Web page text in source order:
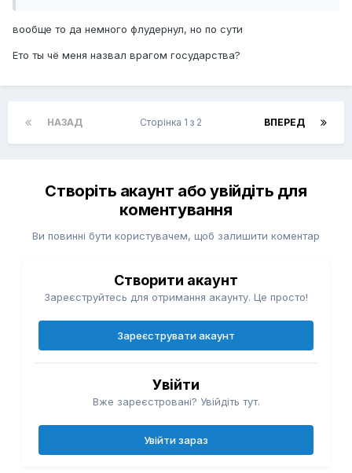
вообще то да немного флудернул, но по сути
Ето ты чё меня назвал врагом государства?
НАЗАД ВПЕРЕД
Сторінка 1 з 2
Створіть акаунт або увійдіть для
коментування
Ви повинні бути користувачем, щоб залишити коментар
Створити акаунт
Зареєструйтесь для отримання акаунту. Це просто!
Зареєструвати акаунт
Увійти
Вже зареєстровані? Увійдіть тут.
Увійти зараз